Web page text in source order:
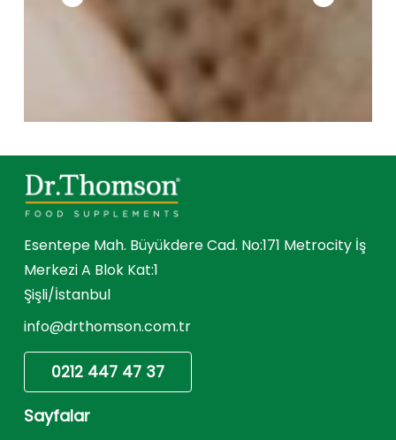
Esentepe Mah. Büyükdere Cad. No:171 Metrocity İş
Merkezi A Blok Kat:1
Şişli/İstanbul
info@drthomson.com.tr
0212 447 47 37
Sayfalar